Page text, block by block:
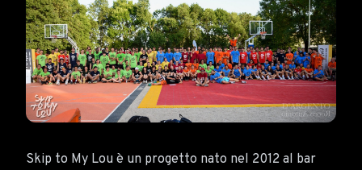
Skip to My Lou è un progetto nato nel 2012 al bar